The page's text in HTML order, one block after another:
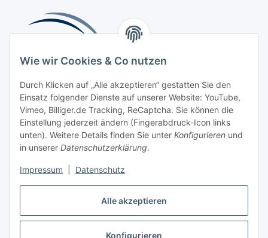
Alle akzeptieren
Konfigurieren
Wie wir Cookies & Co nutzen
Durch Klicken auf „Alle akzeptieren“ gestatten Sie den
Einsatz folgender Dienste auf unserer Website: YouTube,
Vimeo, Billiger.de Tracking, ReCaptcha. Sie können die
Einstellung jederzeit ändern (Fingerabdruck-Icon links
unten). Weitere Details finden Sie unter Konfigurieren und
in unserer Datenschutzerklärung.
Impressum Datenschutz
Beliebte Kategorien
Kompressionsversorgung
Vertrag widerrufen